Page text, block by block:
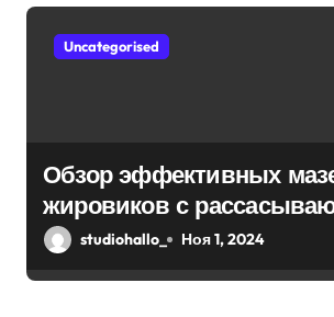
Uncategorised
Обзор эффективных
жировиков с
эффектом
studiohallo_ Ноя 1, 2024